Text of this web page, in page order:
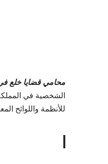
محامي قضايا خلع​
الشخصية في
للأنظمة واللوائح